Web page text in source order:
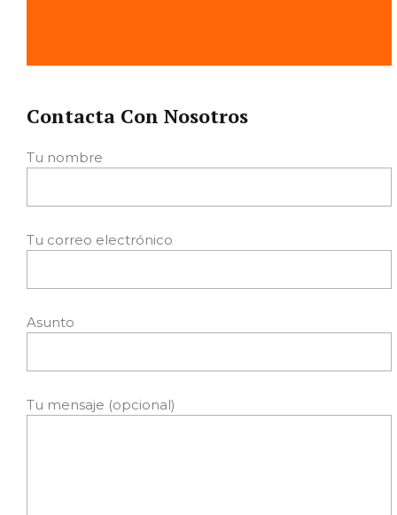
Contacta Con Nosotros
Tu nombre
Tu correo electrónico
Asunto
Tu mensaje (opcional)